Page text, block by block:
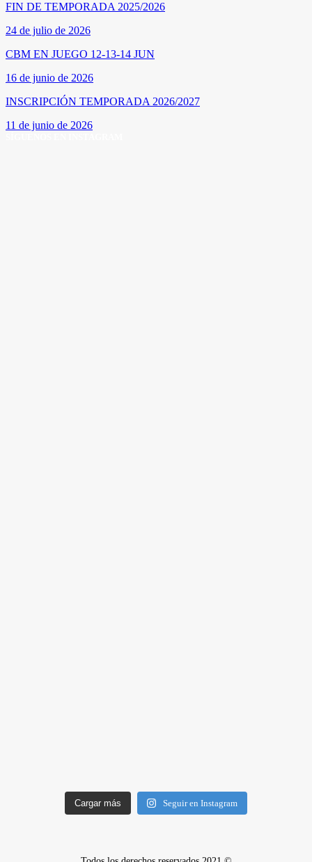
FIN DE TEMPORADA 2025/2026
24 de julio de 2026
CBM EN JUEGO 12-13-14 JUN
16 de junio de 2026
INSCRIPCIÓN TEMPORADA 2026/2027
11 de junio de 2026
Cargar más Seguir en Instagram